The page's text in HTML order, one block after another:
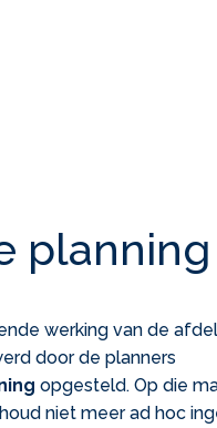
planning
werking van de
door de planners
opgesteld. Op die
niet meer ad hoc